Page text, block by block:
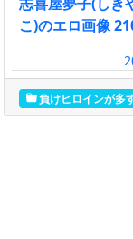
こ)のエロ画像
負けヒロインが多